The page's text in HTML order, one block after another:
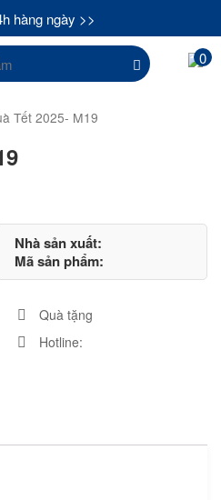
hàng ngày >>
0
Tết 2025- M19
Nhà sản xuất:
Mã sản phẩm:
Quà tặng
Hotline: